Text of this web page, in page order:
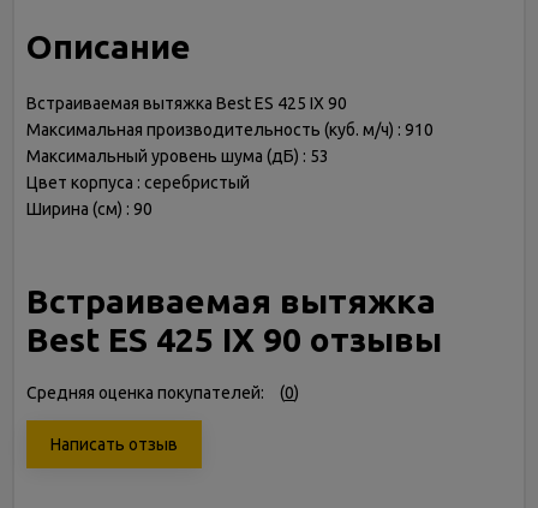
Описание
Встраиваемая вытяжка Best ES 425 IX 90
Максимальная производительность (куб. м/ч) : 910
Максимальный уровень шума (дБ) : 53
Цвет корпуса : серебристый
Ширина (см) : 90
Встраиваемая вытяжка
Best ES 425 IX 90 отзывы
Средняя оценка покупателей: (0)
Написать отзыв